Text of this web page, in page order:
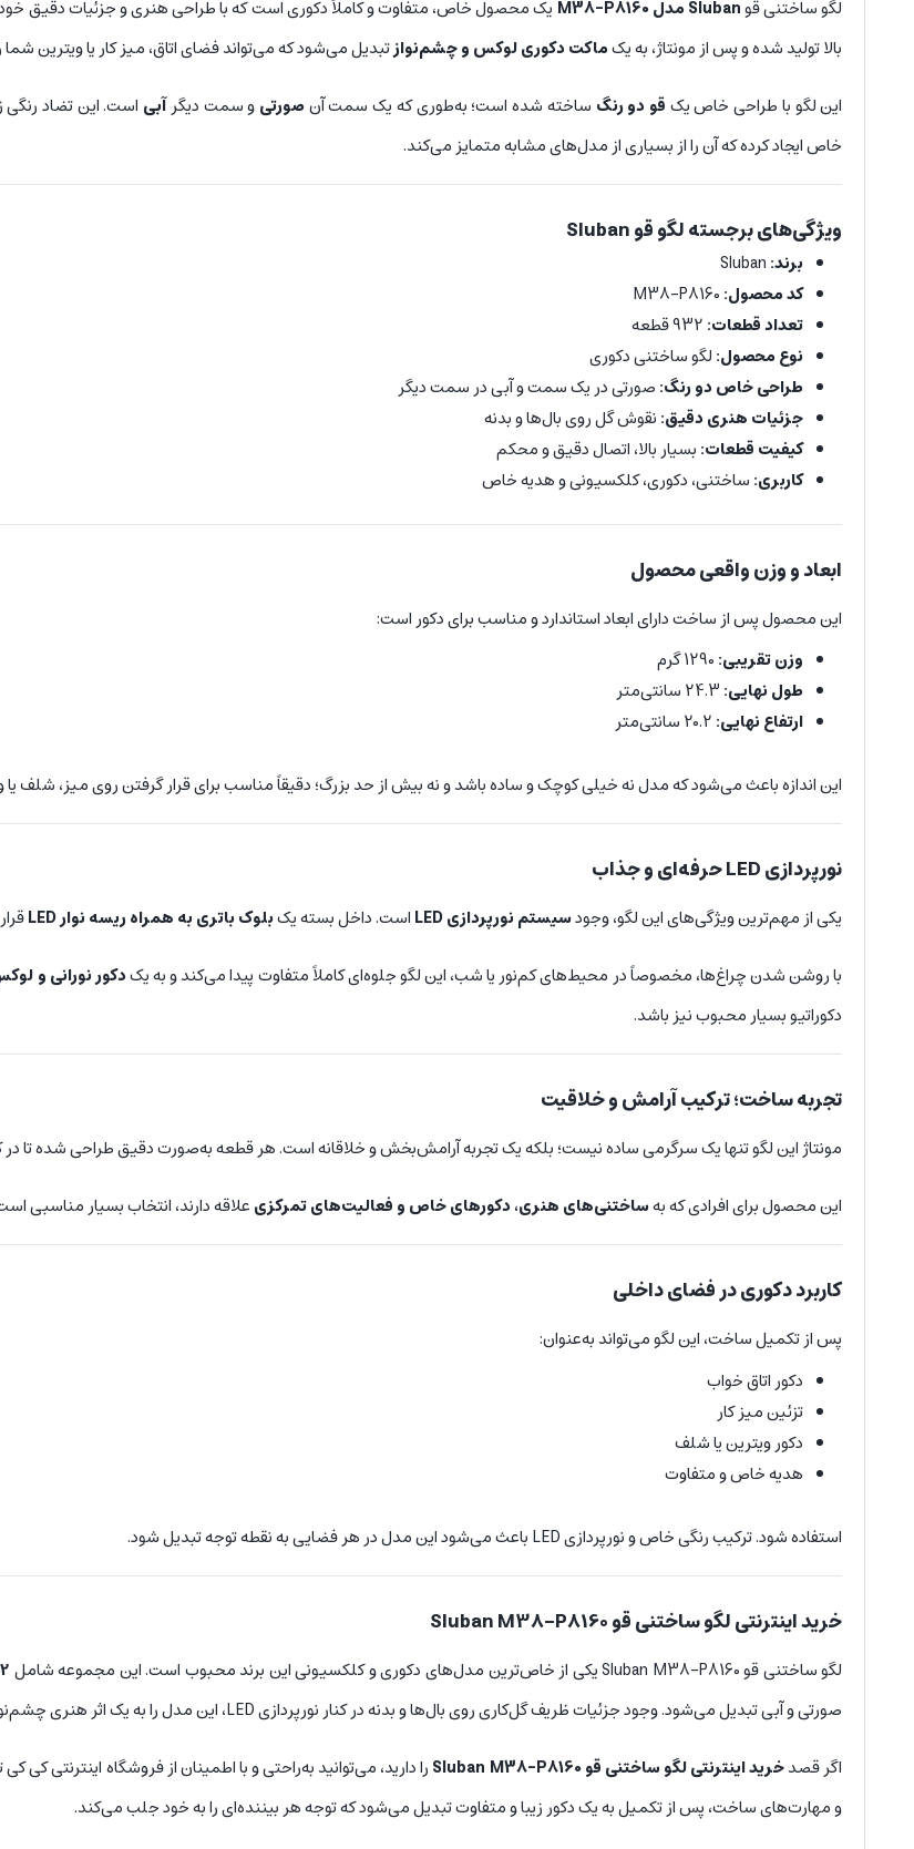
لگو ساختنی قوSluban مدل M38-P8160
یک محصول خاص، متفاوت و کاملاً دکوری است که با طراحی هنری و جزئیات دقیق
بالا تولید شده و پس از مونتاژ، به یکماکت دکوری لوکس و چشم‌نوازتبدیل می‌شود که می‌تواند فضای اتاق، میز کار یا ویترین شما
این لگو با طراحی خاص یک قو دو رنگ ساخته شده است؛ به‌طوری که یک سمت آن صورتی و سمت دیگرآبی است. این تضاد رنگی
خاص ایجاد کرده که آن را از بسیاری از مدل‌های مشابه متمایز می‌کند.
ویژگی‌های برجسته لگو قو Sluban
برند:
کد محصول:
تعداد قطعات:
نوع محصول: لگو ساختنی دکوری
طراحی خاص دو رنگ: صورتی در یک سمت و آبی در سمت دیگر
جزئیات هنری دقیق: نقوش گل روی بال‌ها و بدنه
کیفیت قطعات: بسیار بالا، اتصال دقیق و محکم
کاربری: ساختنی، دکوری، کلکسیونی و هدیه خاص
ابعاد و وزن واقعی محصول
این محصول پس از ساخت دارای ابعاد استاندارد و مناسب برای دکور است:
وزن تقریبی:
طول نهایی:
ارتفاع نهایی:
این اندازه باعث می‌شود که مدل نه خیلی کوچک و ساده باشد و نه بیش از حد بزرگ؛ دقیقاً مناسب برای قرار گرفتن روی میز، شلف یا
نورپردازی LED حرفه‌ای و جذاب
یکی از مهم‌ترین ویژگی‌های این لگو، وجودسیستم نورپردازی LED است. داخل بسته یکبلوک باتری به همراه ریسه نوار LED
با روشن شدن چراغ‌ها، مخصوصاً در محیط‌های کم‌نور یا شب، این لگو جلوه‌ای کاملاً متفاوت پیدا می‌کند و به یکدکور نورانی و
دکوراتیو بسیار محبوب نیز باشد.
تجربه ساخت؛ ترکیب آرامش و خلاقیت
مونتاژ این لگو تنها یک سرگرمی ساده نیست؛ بلکه یک تجربه آرامش‌بخش و خلاقانه است. هر قطعه به‌صورت دقیق طراحی شده تا در
این محصول برای افرادی که بهساختنی‌های هنری، دکورهای خاص و فعالیت‌های تمرکزی علاقه دارند، انتخاب بسیار مناسبی
کاربرد دکوری در فضای داخلی
پس از تکمیل ساخت، این لگو می‌تواند به‌عنوان:
دکور اتاق خواب
تزئین میز کار
دکور ویترین یا شلف
هدیه خاص و متفاوت
استفاده شود. ترکیب رنگی خاص و نورپردازی LED باعث می‌شود این مدل در هر فضایی به نقطه توجه تبدیل شود.
خرید اینترنتی لگو ساختنی قو Sluban M38-P8160
لگو ساختنی قو Sluban M38-P8160 یکی از خاص‌ترین مدل‌های دکوری و کلکسیونی این برند محبوب است. این مجموعه شامل
صورتی و آبی تبدیل می‌شود. وجود جزئیات ظریف گل‌کاری روی بال‌ها و بدنه در کنار نورپردازی LED، این مدل را به یک اثر هنری چشم‌نواز برای اتاق، میز کار یا ویترین تبدیل کرده است.
اگر قصدخرید اینترنتی لگو ساختنی قو Sluban M38-P8160
را دارید، می‌توانید به‌راحتی و با اطمینان از فروشگاه اینترنتی
و مهارت‌های ساخت، پس از تکمیل به یک دکور زیبا و متفاوت تبدیل می‌شود که توجه هر بیننده‌ای را به خود جلب می‌کند.